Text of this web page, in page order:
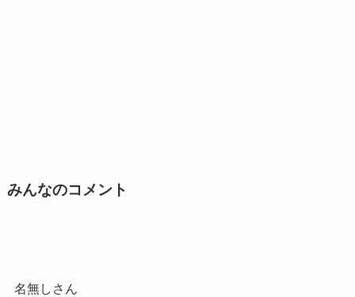
みんなのコメント
名無しさん